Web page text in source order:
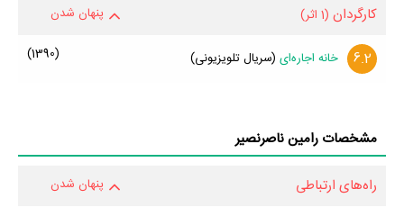
کارگردان (1 اثر) پنهان شدن
6.2 خانه اجاره‌ای (سریال تلویزیونی) (1390)
مشخصات رامین ناصرنصیر
راه‌های ارتباطی پنهان شدن